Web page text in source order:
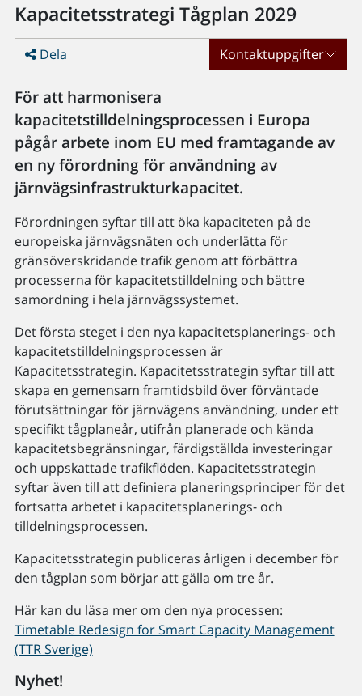
Kapacitetsstrategi Tågplan 2029
Dela Kontaktuppgifter
För att harmonisera
kapacitetstilldelningsprocessen i Europa
pågår arbete inom EU med framtagande av
en ny förordning för användning av
järnvägsinfrastrukturkapacitet.
Förordningen syftar till att öka kapaciteten på de
europeiska järnvägsnäten och underlätta för
gränsöverskridande trafik genom att förbättra
processerna för kapacitetstilldelning och bättre
samordning i hela järnvägssystemet.
Det första steget i den nya kapacitetsplanerings- och
kapacitetstilldelningsprocessen är
Kapacitetsstrategin. Kapacitetsstrategin syftar till att
skapa en gemensam framtidsbild över förväntade
förutsättningar för järnvägens användning, under ett
specifikt tågplaneår, utifrån planerade och kända
kapacitetsbegränsningar, färdigställda investeringar
och uppskattade trafikflöden. Kapacitetsstrategin
syftar även till att definiera planeringsprinciper för det
fortsatta arbetet i kapacitetsplanerings- och
tilldelningsprocessen.
Kapacitetsstrategin publiceras årligen i december för
den tågplan som börjar att gälla om tre år.
Här kan du läsa mer om den nya processen:
Timetable Redesign for Smart Capacity Management
(TTR Sverige)
Nyhet!